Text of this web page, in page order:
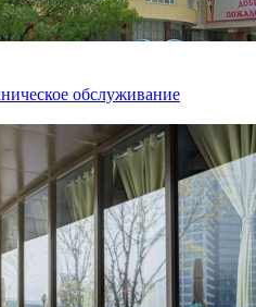
обслуживание